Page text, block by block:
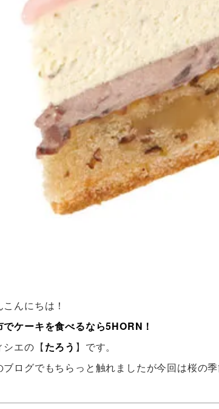
んにちは！
でケーキを食べるなら5HORN！
シエの【たろう 】です。
ブログでもちらっと触れましたが今回は桜の